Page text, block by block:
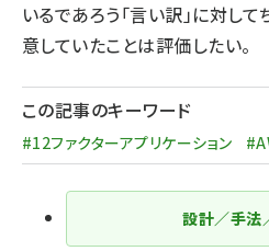
いるであろう「言い訳」に対し
意していたことは評価したい。
この記事のキーワード
#12ファクターアプリケーション
設計／手法